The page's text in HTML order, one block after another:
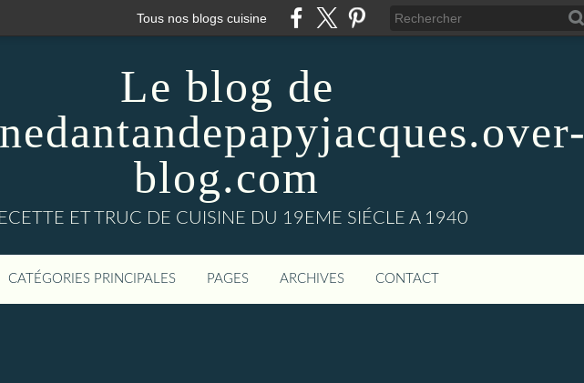
Tous nos blogs cuisine
Le blog de
blog.com
ET TRUC DE CUISINE DU 19EME SIÉCLE A 1940
CATÉGORIES PRINCIPALES PAGES ARCHIVES CONTACT